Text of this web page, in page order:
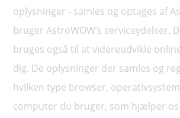
oplysninger - samles og optages af
bruger AstroWOW’s serviceydelser.
bruges også til at videreudvikle
dig. De oplysninger der samles og
hvilken type browser,
computer du bruger, som hjælper